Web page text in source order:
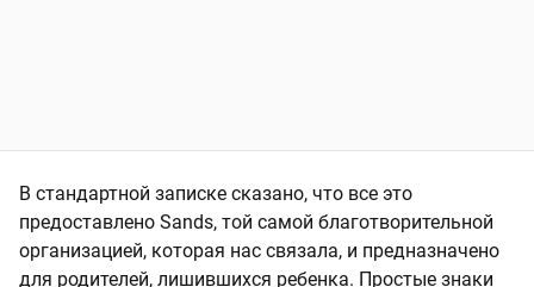
В стандартной записке сказано, что все это
предоставлено Sands, той самой благотворительной
организацией, которая нас связала, и предназначено
для родителей, лишившихся ребенка. Простые знаки